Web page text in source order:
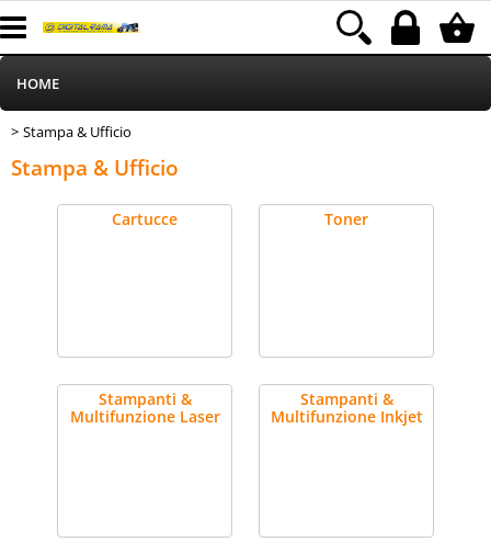
Catégorie: HOME
HOME
Informatica
Elettrodomestici
Alimentazione
Stampa & Ufficio
Stampa & Ufficio
Cartucce Toner
Stampanti &
Multifunzione Laser
Stampanti &
Multifunzione Inkjet